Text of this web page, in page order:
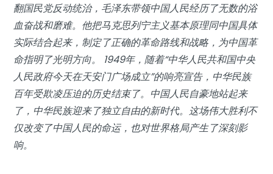
翻国民党反动统治，毛泽东带领中国人民经历了无数的浴
血奋战和磨难。他把马克思列宁主义基本原理同中国具体
实际结合起来，制定了正确的革命路线和战略，为中国革
命指明了光明方向。 1949年，随着“中华人民共和国中央
人民政府今天在天安门广场成立”的响亮宣告，中华民族
百年受欺凌压迫的历史结束了。中国人民自豪地站起来
了，中华民族迎来了独立自由的新时代。这场伟大胜利不
仅改变了中国人民的命运，也对世界格局产生了深刻影
响。